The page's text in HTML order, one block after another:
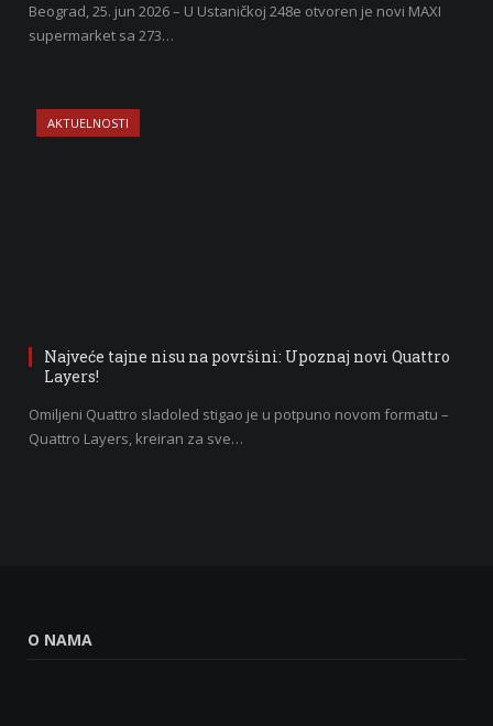
Beograd, 25. jun 2026 – U Ustaničkoj 248e otvoren je novi MAXI
supermarket sa 273…
AKTUELNOSTI
Najveće tajne nisu na površini: Upoznaj novi Quattro
Layers!
Omiljeni Quattro sladoled stigao je u potpuno novom formatu –
Quattro Layers, kreiran za sve…
O NAMA